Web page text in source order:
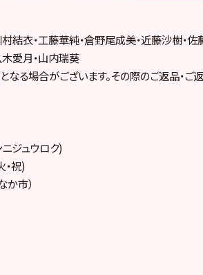
結衣・工藤華純・倉野尾成美・近藤沙樹・佐
愛月・山内瑞葵
る場合がございます。その際のご返品・ご
ジュウロク)
祝)
市）